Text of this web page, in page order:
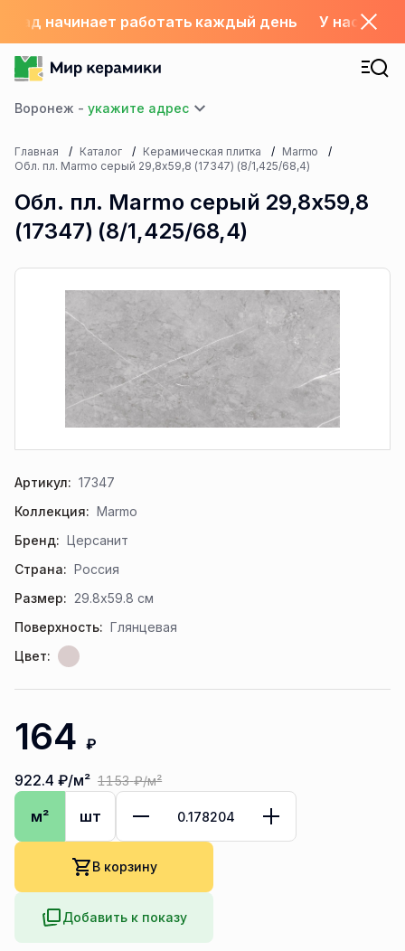
начинает работать каждый день У нас с
Воронеж -
Главная Каталог Керамическая плитка
Marmo
Обл. пл. Marmo серый 29,8х59,8 (17347) (8/1,425/68,4)
Обл. пл. Marmo серый 29,8х59,8
(17347) (8/1,425/68,4)
Артикул: 17347
Коллекция: Marmo
Бренд: Церсанит
Страна: Россия
Размер: 29.8x59.8 см
Поверхность: Глянцевая
Цвет:
164 ₽
922.4 ₽/м² 1153 ₽/м²
м² шт
В корзину
Добавить к показу